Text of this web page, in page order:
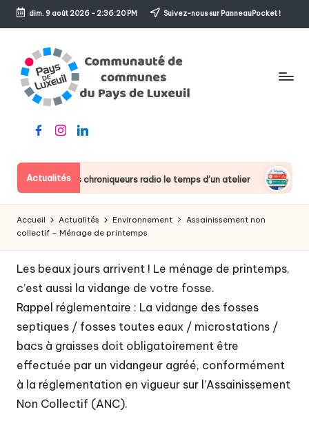
Skip
content
dim. 9 août 2026- 2:36:20 PM Suivez-nous sur PanneauPocket !
m
m
u
n
a
u
t
é
d
e
c
sens
l'accueil
FacebookInstagramLinkedin
Actualités
deviennent des chroniqueurs radio le temps d’un atelier
Accueil Actualités Environnement
Assainissement non
collectif – Ménage de printemps
Les beaux jours arrivent ! Le ménage de printemps,
c’est aussi la vidange de votre fosse.
Rappel réglementaire : La vidange des fosses
septiques / fosses toutes eaux / microstations /
bacs à graisses doit obligatoirement être
effectuée par un vidangeur agréé, conformément
à la réglementation en vigueur sur l’Assainissement
Non Collectif (ANC).